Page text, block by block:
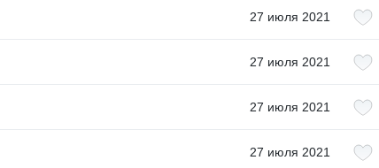
27 июля 2021
27 июля 2021
27 июля 2021
27 июля 2021